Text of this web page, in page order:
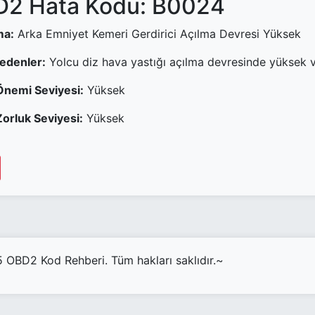
Hata Kodu: B0024
Arka Emniyet Kemeri Gerdirici Açılma Devresi Yüksek
Yolcu diz hava yastığı açılma devresinde yüksek
Seviyesi: Yüksek
Seviyesi: Yüksek
Kod Rehberi. Tüm hakları saklıdır.~